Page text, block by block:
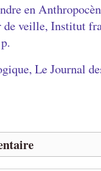
en
veille, Institut
Le Journal